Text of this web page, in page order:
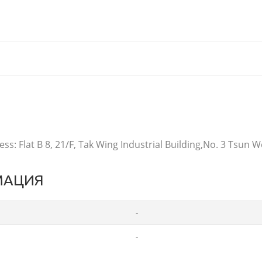
Flat B 8, 21/F, Tak Wing Industrial Building,No. 3 Tsun
-
-